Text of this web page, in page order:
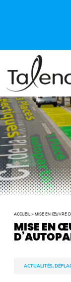
ACCUEIL > MISE EN ŒUVRE
MISE EN
ACTUALITÉS,